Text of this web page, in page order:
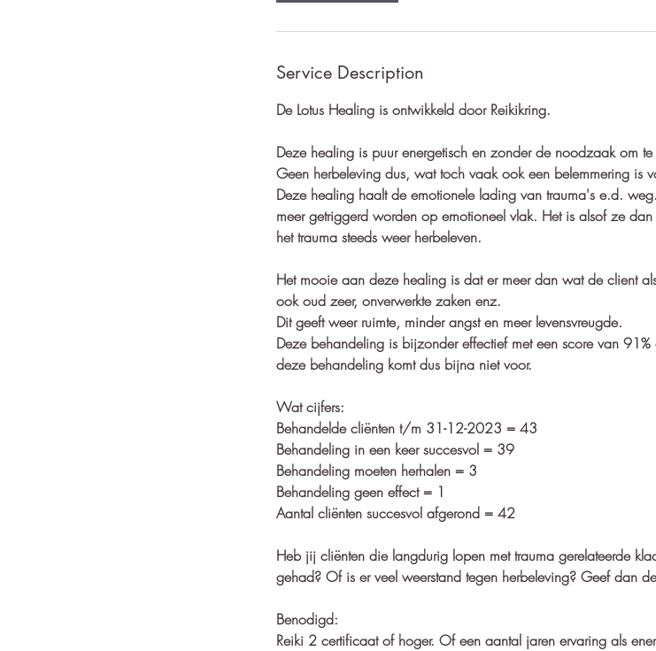
Service Description
De Lotus Healing is ontwikkeld door Reikikring.
Deze healing is puur energetisch en zonder de noodzaak om
Geen herbeleving dus, wat toch vaak ook een belemmering is
Deze healing haalt de emotionele lading van trauma's e.d.
meer getriggerd worden op emotioneel vlak. Het is alsof ze
het trauma steeds weer herbeleven.
Het mooie aan deze healing is dat er meer dan wat de client
ook oud zeer, onverwerkte zaken enz.
Dit geeft weer ruimte, minder angst en meer levensvreugde.
Deze behandeling is bijzonder effectief met een score van
deze behandeling komt dus bijna niet voor.
Wat cijfers:
Behandelde cliënten t/m 31-12-2023 = 43
Behandeling in een keer succesvol = 39
Behandeling moeten herhalen = 3
Behandeling geen effect = 1
Aantal cliënten succesvol afgerond = 42
Heb jij cliënten die langdurig lopen met trauma gerelateerde
gehad? Of is er veel weerstand tegen herbeleving? Geef dan
Benodigd:
Reiki 2 certificaat of hoger. Of een aantal jaren ervaring als